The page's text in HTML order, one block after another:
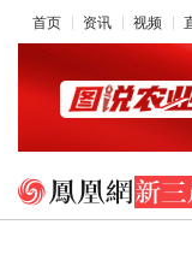
首页 资讯 视频